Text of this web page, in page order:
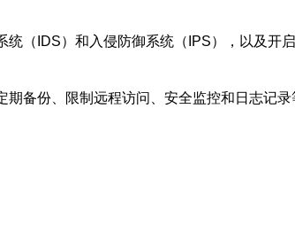
（IDS）和入侵防御系统（IPS），以及开
备份、限制远程访问、安全监控和日志记